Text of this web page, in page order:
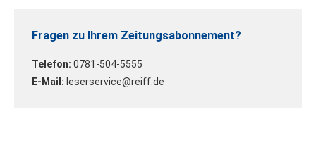
Fragen zu Ihrem Zeitungsabonnement?
Telefon: 0781-504-5555
E-Mail: leserservice@reiff.de